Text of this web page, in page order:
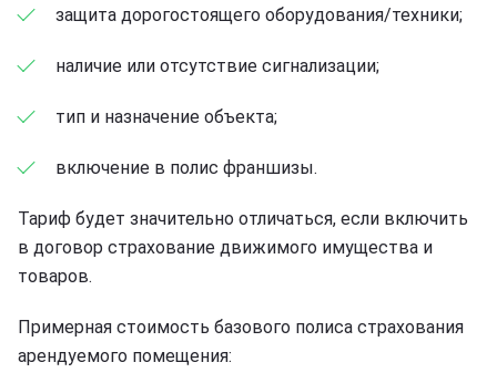
защита дорогостоящего оборудования/техники;
наличие или отсутствие сигнализации;
тип и назначение объекта;
включение в полис франшизы.
Тариф будет значительно отличаться, если включить
в договор страхование движимого имущества и
товаров.
Примерная стоимость базового полиса страхования
арендуемого помещения: